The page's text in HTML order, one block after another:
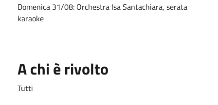
Domenica 31/08: Orchestra Isa Santachiara, serata
karaoke
A chi è rivolto
Tutti